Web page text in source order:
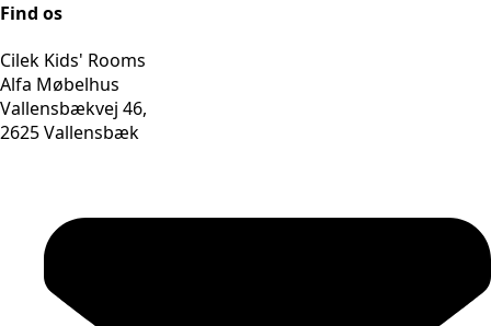
Find os
Cilek Kids' Rooms
Alfa Møbelhus
Vallensbækvej 46,
2625 Vallensbæk